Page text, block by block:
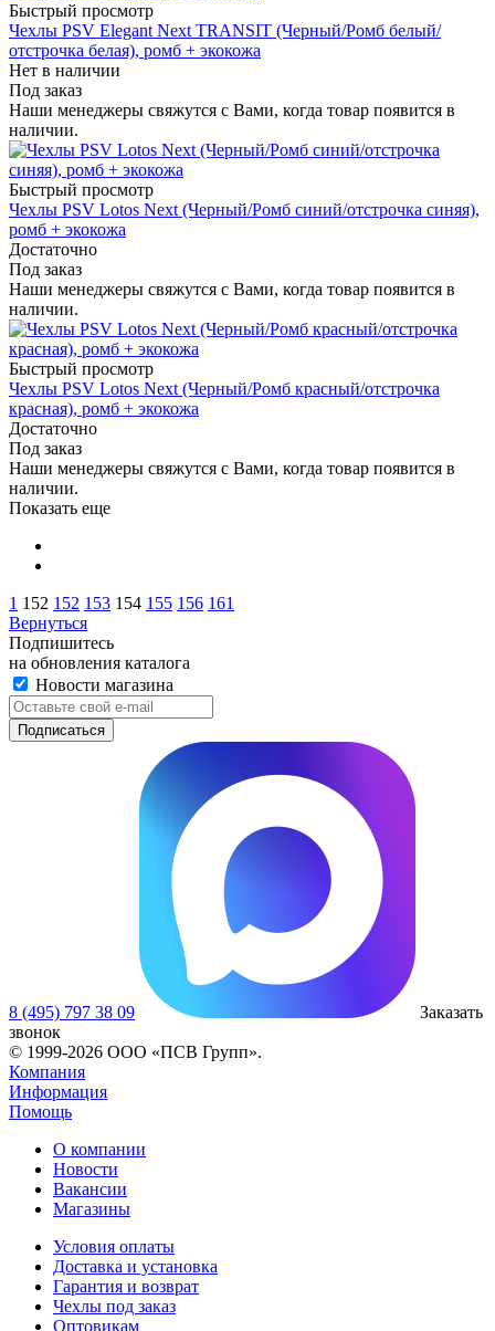
Быстрый просмотр
Чехлы PSV Elegant Next TRANSIT (Черный/Ромб белый/
отстрочка белая), ромб + экокожа
Нет в наличии
Под заказ
Наши менеджеры свяжутся с Вами, когда товар появится в
наличии.
Быстрый просмотр
Чехлы PSV Lotos Next (Черный/Ромб синий/отстрочка синяя),
ромб + экокожа
Достаточно
Под заказ
Наши менеджеры свяжутся с Вами, когда товар появится в
наличии.
Быстрый просмотр
Чехлы PSV Lotos Next (Черный/Ромб красный/отстрочка
красная), ромб + экокожа
Достаточно
Под заказ
Наши менеджеры свяжутся с Вами, когда товар появится в
наличии.
Показать еще
1 152 152 153 154 155 156 161
Вернуться
Подпишитесь
на обновления каталога
Новости магазина
8 (495) 797 38 09
Заказать
звонок
© 1999-2026 ООО «ПСВ Групп».
Компания
Информация
Помощь
О компании
Новости
Вакансии
Магазины
Условия оплаты
Доставка и установка
Гарантия и возврат
Чехлы под заказ
Оптовикам